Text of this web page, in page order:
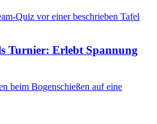
Turnier: Erlebt Spannung